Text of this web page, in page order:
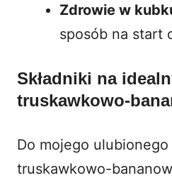
Zdrowie w
sposób na start
Składniki na
truskawkowo-
Do mojego
truskawkowo-